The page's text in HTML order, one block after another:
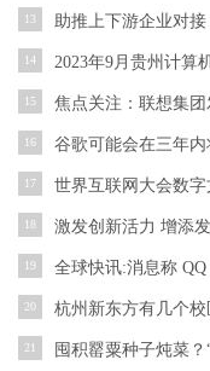
13 助推上下游企业对
14
15
16 谷歌可能会在三年内
17 世界互联网大会数
18
19
20
21 囤积罂粟种子炖菜